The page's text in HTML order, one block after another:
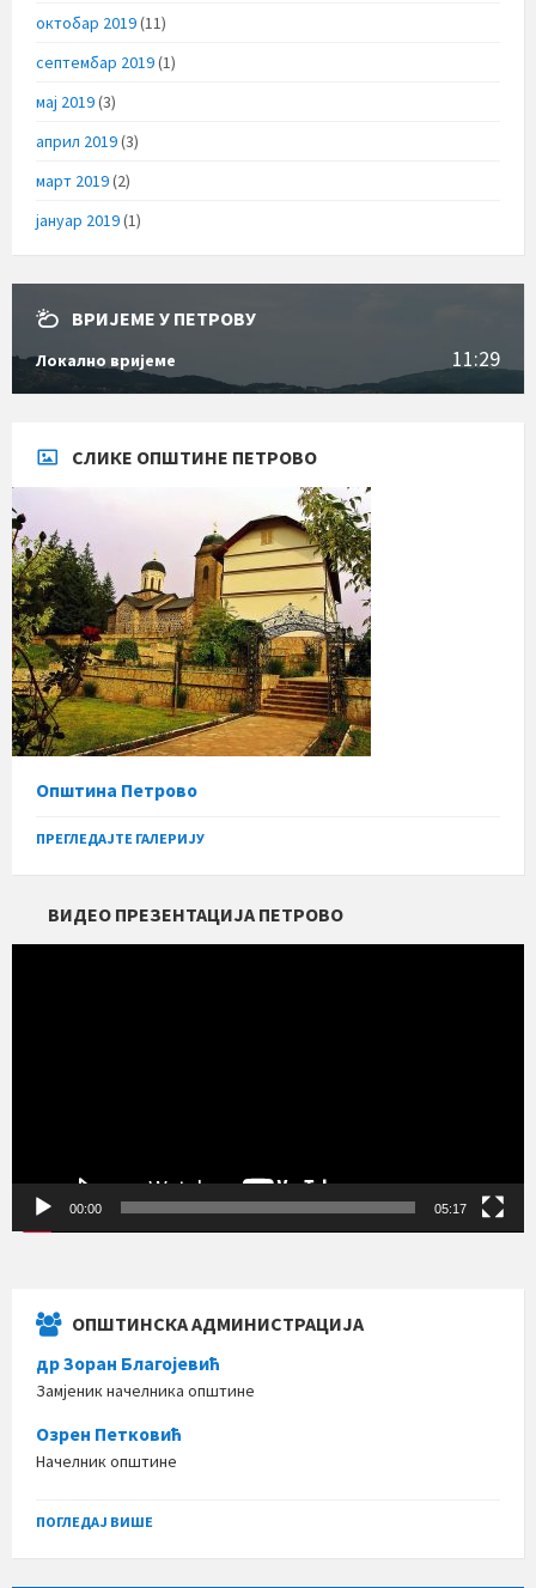
октобар 2019(11)
септембар 2019(1)
мај 2019(3)
април 2019(3)
март 2019(2)
јануар 2019(1)
ВРИЈЕМЕ У ПЕТРОВУ
Локално вријеме 11:29
СЛИКЕ ОПШТИНЕ ПЕТРОВО
Општина Петрово
ПРЕГЛЕДАЈТЕ ГАЛЕРИЈУ
ВИДЕО ПРЕЗЕНТАЦИЈА ПЕТРОВО
00:00 05:17
ОПШТИНСКА АДМИНИСТРАЦИЈА
др Зоран Благојевић
Замјеник начелника општине
Озрен Петковић
Начелник општине
ПОГЛЕДАЈ ВИШЕ